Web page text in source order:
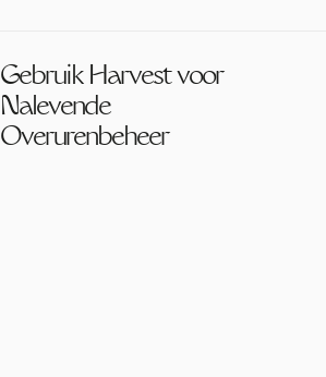
Gebruik Harvest voor
Nalevende
Overurenbeheer